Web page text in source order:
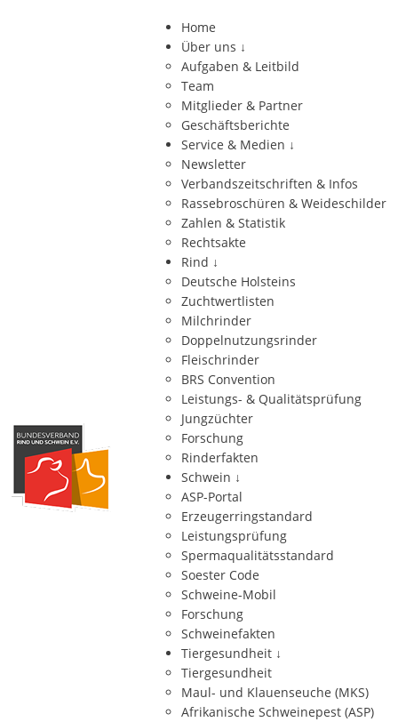
Home
Über uns ↓
Aufgaben & Leitbild
Team
Mitglieder & Partner
Geschäftsberichte
Service & Medien ↓
Newsletter
Verbandszeitschriften & Infos
Rassebroschüren & Weideschilder
Zahlen & Statistik
Rechtsakte
Rind ↓
Deutsche Holsteins
Zuchtwertlisten
Milchrinder
Doppelnutzungsrinder
Fleischrinder
BRS Convention
Leistungs- & Qualitätsprüfung
Jungzüchter
Forschung
Rinderfakten
Schwein ↓
ASP-Portal
Erzeugerringstandard
Leistungsprüfung
Spermaqualitätsstandard
Soester Code
Schweine-Mobil
Forschung
Schweinefakten
Tiergesundheit ↓
Tiergesundheit
Maul- und Klauenseuche (MKS)
Afrikanische Schweinepest (ASP)